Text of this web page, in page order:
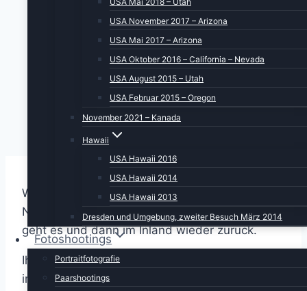
USA November 2017 – Arizona
USA Mai 2017 – Arizona
USA Oktober 2016 – California – Nevada
USA August 2015 – Utah
USA Februar 2015 – Oregon
November 2021 – Kanada
Hawaii
USA Hawaii 2016
USA Hawaii 2014
USA Hawaii 2013
Dresden und Umgebung, zweiter Besuch März 2014
Fotoshootings
Portraitfotografie
Paarshootings
Wir starten diesmal von San Francisco Richtung
Norden. Bis zur nördlichen Grenze von Oregon
geht es und dann im Inland wieder zurück.
Ihr wollt diesen großartigen Reisebericht nicht
im Internet lesen?